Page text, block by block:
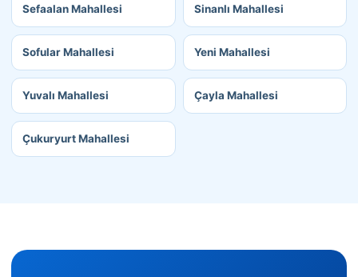
Sefaalan Mahallesi Sinanlı Mahallesi
Sofular Mahallesi Yeni Mahallesi
Yuvalı Mahallesi Çayla Mahallesi
Çukuryurt Mahallesi